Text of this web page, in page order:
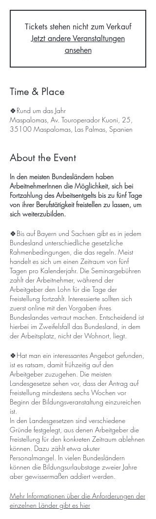
Tickets stehen nicht zum Verkauf
Jetzt andere Veranstaltungen
ansehen
Time & Place
🍀Rund um das Jahr
Maspalomas, Av. Touroperador Kuoni, 25,
35100 Maspalomas, Las Palmas, Spanien
About the Event
In den meisten Bundesländern haben
ArbeitnehmerInnen die Möglichkeit, sich bei
Fortzahlung des Arbeitsentgelts bis zu fünf Tage
von ihrer Berufstätigkeit freistellen zu lassen, um
sich weiterzubilden.
🍀Bis auf Bayern und Sachsen gibt es in jedem
Bundesland unterschiedliche gesetzliche
Rahmenbedingungen, die das regeln. Meist
handelt es sich um einen Zeitraum von fünf
Tagen pro Kalenderjahr. Die Seminargebühren
zahlt der Arbeitnehmer, während der
Arbeitgeber den Lohn für die Tage der
Freistellung fortzahlt. Interessierte sollten sich
zuerst online mit den Vorgaben ihres
Bundeslandes vertraut machen. Entscheidend ist
hierbei im Zweifelsfall das Bundesland, in dem
der Arbeitsplatz, nicht der Wohnort, liegt.
🍀Hat man ein interessantes Angebot gefunden,
ist es ratsam, damit frühzeitig auf den
Arbeitgeber zuzugehen. Die meisten
Landesgesetze sehen vor, dass der Antrag auf
Freistellung mindestens sechs Wochen vor
Beginn der Bildungsveranstaltung einzureichen
ist.
In den Landesgesetzen sind verschiedene
Gründe festgelegt, aus denen Arbeitgeber die
Freistellung für den konkreten Zeitraum ablehnen
können. Dazu zählt etwa akuter
Personalmangel. In vielen Bundesländern
können die Bildungsurlaubstage zweier Jahre
aber gewissermaßen addiert werden.
Mehr Informationen über die Anforderungen der
einzelnen Länder gibt es hier